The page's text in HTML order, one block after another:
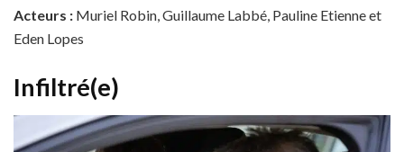
Acteurs : Muriel Robin, Guillaume Labbé, Pauline Etienne et
Eden Lopes
Infiltré(e)